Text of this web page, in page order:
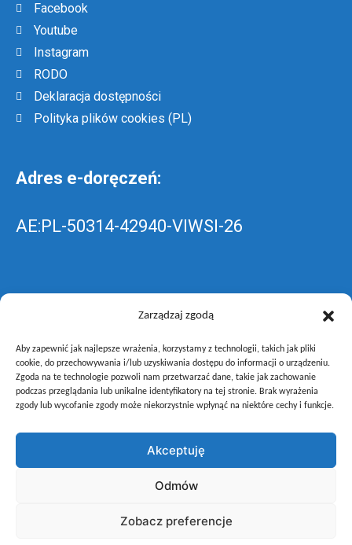
Zarządzaj zgodą
Aby zapewnić jak najlepsze wrażenia, korzystamy z technologii, takich jak pliki
cookie, do przechowywania i/lub uzyskiwania dostępu do informacji o urządzeniu.
Zgoda na te technologie pozwoli nam przetwarzać dane, takie jak zachowanie
podczas przeglądania lub unikalne identyfikatory na tej stronie. Brak wyrażenia
zgody lub wycofanie zgody może niekorzystnie wpłynąć na niektóre cechy i funkcje.
Akceptuję
Odmów
Zobacz preferencje
Facebook
Youtube
Instagram
RODO
Deklaracja dostępności
Polityka plików cookies (PL)
Adres e-doręczeń:
AE:PL-50314-42940-VIWSI-26
Skrzynka EPUAP: ZespolLowicz
wyślij pismo ogólne do szkoły –poprzez
gov.pl
Copyright © Zespół Szkół i Placówek Oświatowych Województwa